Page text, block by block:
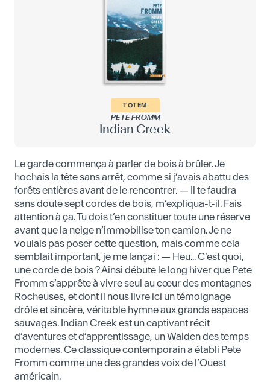
TOTEM
PETE FROMM
Indian Creek
Le garde commença à parler de bois à brûler. Je
hochais la tête sans arrêt, comme si j’avais abattu des
forêts entières avant de le rencontrer. — Il te faudra
sans doute sept cordes de bois, m’expliqua-t-il. Fais
attention à ça. Tu dois t’en constituer toute une réserve
avant que la neige n’immobilise ton camion. Je ne
voulais pas poser cette question, mais comme cela
semblait important, je me lançai : — Heu... C’est quoi,
une corde de bois ? Ainsi débute le long hiver que Pete
Fromm s’apprête à vivre seul au cœur des montagnes
Rocheuses, et dont il nous livre ici un témoignage
drôle et sincère, véritable hymne aux grands espaces
sauvages. Indian Creek est un captivant récit
d’aventures et d’apprentissage, un Walden des temps
modernes. Ce classique contemporain a établi Pete
Fromm comme une des grandes voix de l’Ouest
américain.